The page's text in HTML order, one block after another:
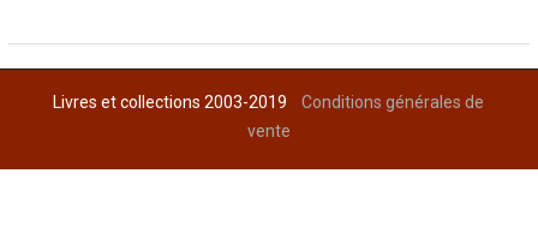
Livres et collections 2003-2019Conditions générales de
vente